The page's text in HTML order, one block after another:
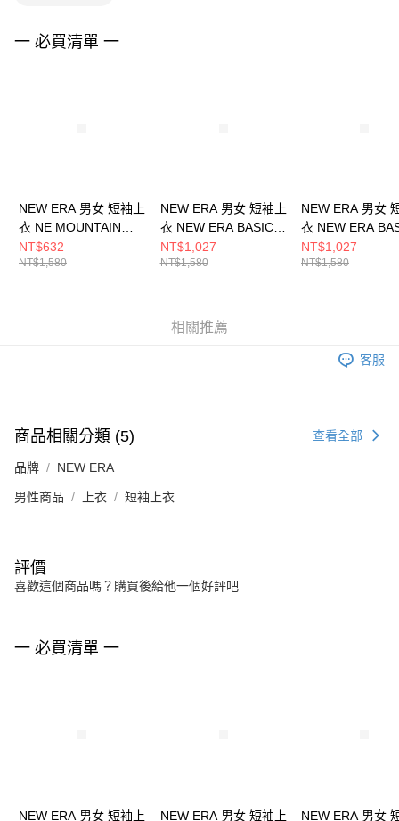
請求用戶進行身份認證。
５．嚴禁一人註冊多個帳號或使用他人資訊註冊。若發現惡意使用之情形，
一 必買清單 一
NEW ERA 男女 短袖上
衣 NE MOUNTAIN
LOGO NEW ERA
NE14148867
NT$632
NT$1,580
NEW ERA 男女 短袖上
衣 NEW ERA BASIC
NE NE14499057
NT$1,027
NT$1,580
NEW ERA 男女
衣 NEW ERA
NE NE14499058
NT$1,027
NT$1,580
相關推薦
客服
商品相關分類 (5) 查看全部
品牌 NEW ERA
男性商品 上衣 短袖上衣
評價
喜歡這個商品嗎？購買後給他一個好評吧
一 必買清單 一
NEW ERA 男女 短袖上 NEW ERA 男女 短袖上 NEW ERA 男女